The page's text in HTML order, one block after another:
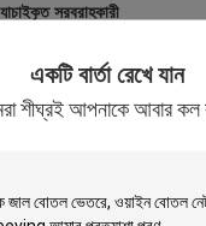
একটি বার্তা রেখে যান
শীঘ্রই আপনাকে আবার কল
যাচাইকৃত সরবরাহকারী
আরো দেখুন